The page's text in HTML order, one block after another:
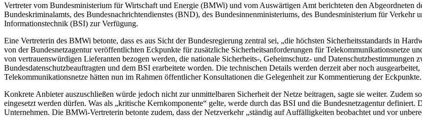
Vertreter vom Bundesministerium für Wirtschaft und Energie (BMWi) und vom Auswärtigen Amt berichteten den Abgeordneten
Bundeskriminalamts, des Bundesnachrichtendienstes (BND), des Bundesinnenministeriums, des Bundesministerium für
Informationstechnik (BSI) zur Verfügung.
Eine Vertreterin des BMWi betonte, dass es aus Sicht der Bundesregierung zentral sei, „die höchsten Sicherheitsstandards in
von der Bundesnetzagentur veröffentlichten Eckpunkte für zusätzliche Sicherheitsanforderungen für Telekommunikationsnetze
von vertrauenswürdigen Lieferanten bezogen werden, die nationale Sicherheits-, Geheimschutz- und
Bundesdatenschutzbeauftragten und dem BSI erarbeitete worden. Die technischen Details werden derzeit aber noch
Telekommunikationsnetze hätten nun im Rahmen öffentlicher Konsultationen die Gelegenheit zur Kommentierung der Eckpunkte.
Konkrete Anbieter auszuschließen würde jedoch nicht zur unmittelbaren Sicherheit der Netze beitragen, sagte sie weiter.
eingesetzt werden dürfen. Was als „kritische Kernkomponente“ gelte, werde durch das BSI und die Bundesnetzagentur
Unternehmen. Die BMWi-Vertreterin betonte zudem, dass der Netzverkehr „ständig auf Auffälligkeiten beobachtet und vor